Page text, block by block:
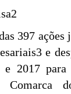
397
e
e 2017
Comarca